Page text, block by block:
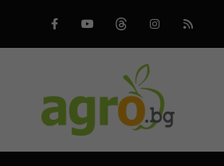
FacebookYoutubeThreadsInstagram
RSS